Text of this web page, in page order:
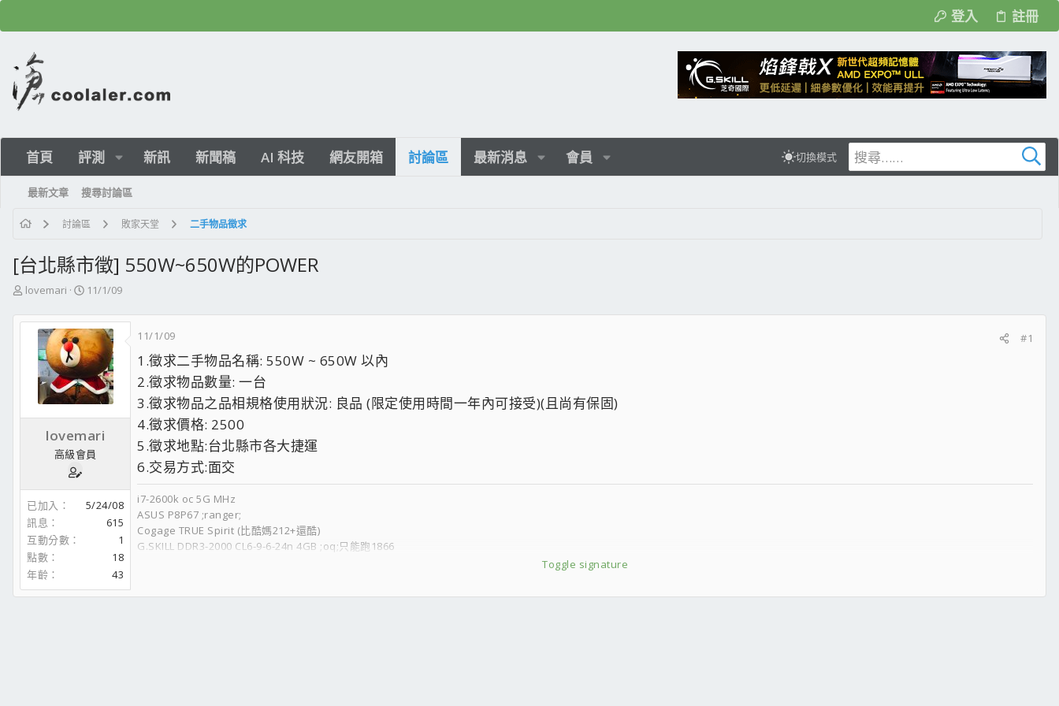
登入 註冊
首頁 評測 新訊 新聞稿 AI 科技 網友開箱 討論區 最新消息 會員 切換模式
最新文章 搜尋討論區
討論區 敗家天堂 二手物品徵求
[台北縣市徵] 550W~650W的POWER
主
發
lovemari
開
日
期
11/1/09
lovemari
高級會員
已加入
5/24/08
訊息
615
互動分數
1
點數
18
年齡
43
11/1/09 #1
1.徵求二手物品名稱: 550W ~ 650W 以內
2.徵求物品數量: 一台
3.徵求物品之品相規格使用狀況: 良品 (限定使用時間一年內可接受)(且尚有保固)
4.徵求價格: 2500
5.徵求地點:台北縣市各大捷運
6.交易方式:面交
Toggle signature
i7-2600k oc 5G MHz
ASUS P8P67 ;ranger;
Cogage TRUE Spirit (比酷媽212+還酷)
G.SKILL DDR3-2000 CL6-9-6-24n 4GB ;oq;只能跑1866
Segate 320GB